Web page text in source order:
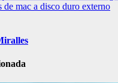
de mac a disco duro externo